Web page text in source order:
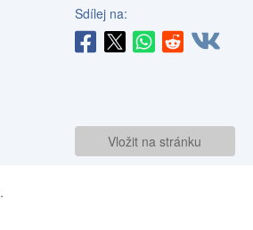
Sdílej na:
Vložit na stránku